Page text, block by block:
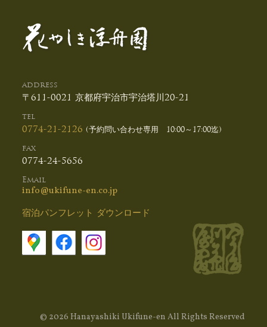
address
〒611-0021 京都府宇治市宇治塔川20-21
tel
0774-21-2126 (予約問い合わせ専用 10:00～17:00迄)
fax
0774-24-5656
Email
info@ukifune-en.co.jp
宿泊パンフレット ダウンロード
© 2026 Hanayashiki Ukifune-en All Rights Reserved